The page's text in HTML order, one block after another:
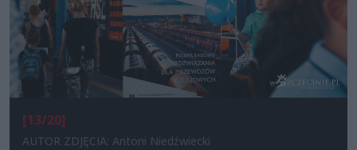
[13/20]
AUTOR ZDJĘCIA: Antoni Niedźwiecki